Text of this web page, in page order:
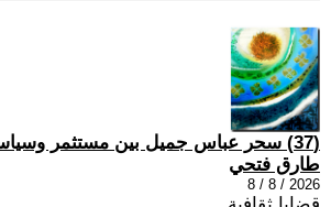
(37) سحر عباس جميل بين مستثمر وسياسي اطاري
طارق فتحي
2026 / 8 / 8